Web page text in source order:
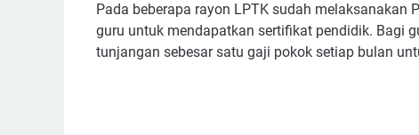
Pada beberapa rayon LPTK sudah melaksanakan
guru untuk mendapatkan sertifikat pendidik. Bagi
tunjangan sebesar satu gaji pokok setiap bulan